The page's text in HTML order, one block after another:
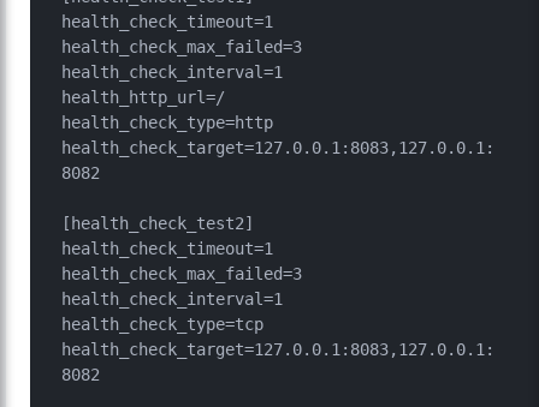
health_check_timeout=1
health_check_max_failed=3
health_check_interval=1
health_http_url=/
health_check_type=http
health_check_target=127.0.0.1:8083,127.0.0.1:
8082
[health_check_test2]
health_check_timeout=1
health_check_max_failed=3
health_check_interval=1
health_check_type=tcp
health_check_target=127.0.0.1:8083,127.0.0.1:
8082